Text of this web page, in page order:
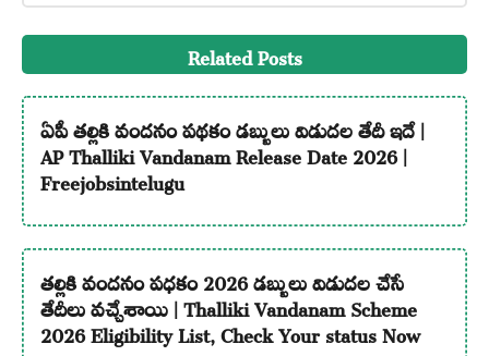
Related Posts
ఏపీ తల్లికి వందనం పథకం డబ్బులు విడుదల తేదీ ఇదే |
AP Thalliki Vandanam Release Date 2026 |
Freejobsintelugu
తల్లికి వందనం పధకం 2026 డబ్బులు విడుదల చేసే
తేదీలు వచ్చేశాయి | Thalliki Vandanam Scheme
2026 Eligibility List, Check Your status Now